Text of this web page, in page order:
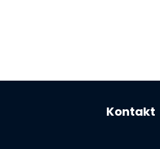
Kontakt